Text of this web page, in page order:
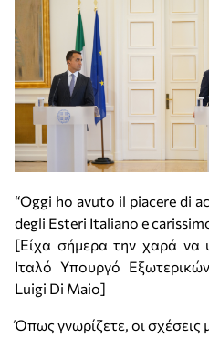
“Οggi ho avuto il piacere di
degli Esteri Italiano e
[Είχα σήμερα την χαρά
Ιταλό Υπουργό
Luigi Di Maio]
Όπως γνωρίζετε, οι σχέσεις